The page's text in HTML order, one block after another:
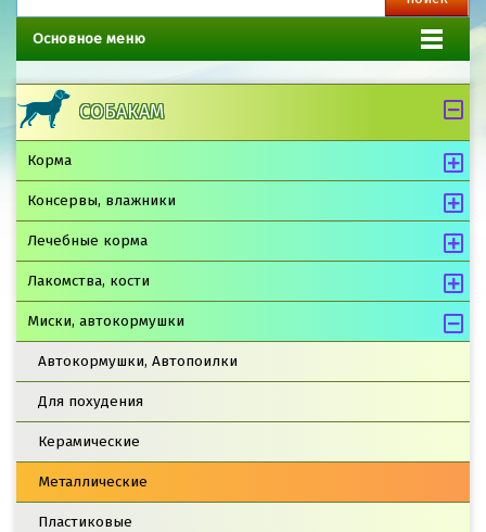
Основное меню
СОБАКАМ
Корма
Консервы, влажники
Лечебные корма
Лакомства, кости
Миски, автокормушки
Автокормушки, Автопоилки
Для похудения
Керамические
Металлические
Пластиковые